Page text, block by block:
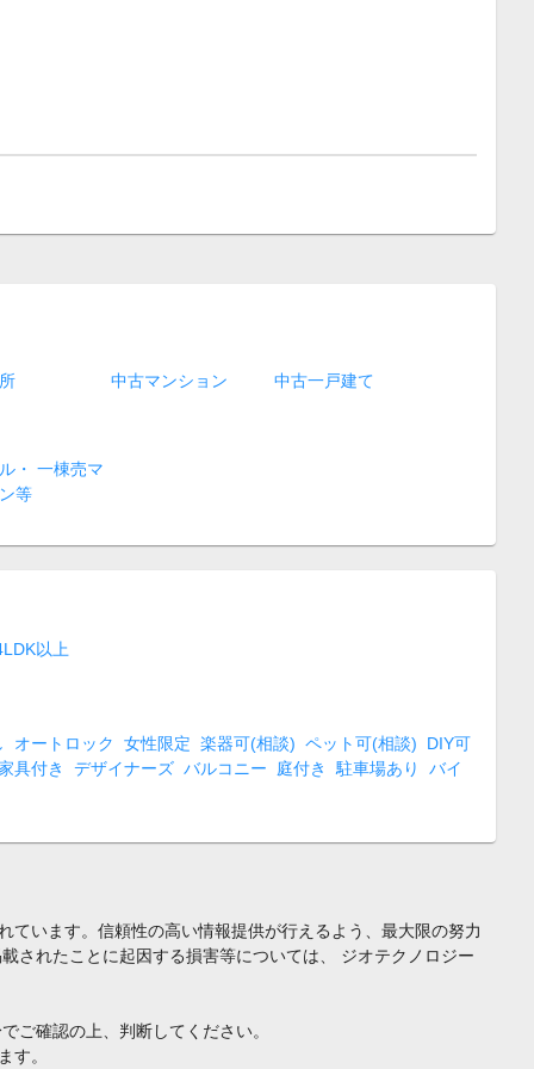
中古マンション 中古一戸建て
・ 一棟売マ
等
以上
オートロック 女性限定 楽器可(相談) ペット可(相談)
DIY可
具付き
デザイナーズ バルコニー 庭付き 駐車場あり バイ
います。信頼性の高い情報提供が行えるよう、最大限の努力
されたことに起因する損害等については、 ジオテクノロジー
ご確認の上、判断してください。
す。